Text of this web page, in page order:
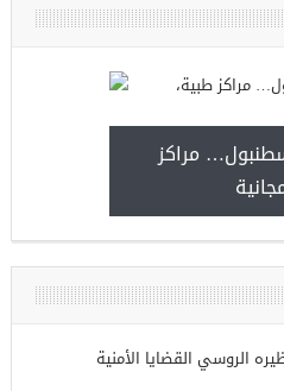
في